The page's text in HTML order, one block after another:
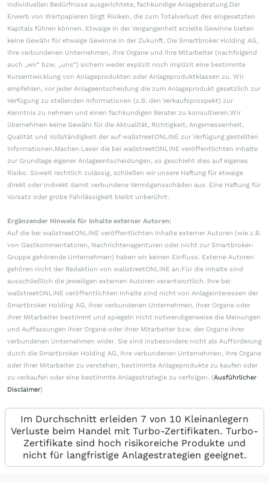
individuellen Bedürfnisse ausgerichtete, fachkundige Anlageberatung.Der
Erwerb von Wertpapieren birgt Risiken, die zum Totalverlust des eingesetzten
Kapitals führen können. Etwaige in der Vergangenheit erzielte Gewinne bieten
keine Gewähr für etwaige Gewinne in der Zukunft. Die Smartbroker Holding AG,
ihre verbundenen Unternehmen, ihre Organe und ihre Mitarbeiter (nachfolgend
auch „wir“ bzw. „uns“) sichern weder explizit noch implizit eine bestimmte
Kursentwicklung von Anlageprodukten oder Anlageproduktklassen zu. Wir
empfehlen, vor jeder Anlageentscheidung die zum Anlageprodukt gesetzlich zur
Verfügung zu stellenden Informationen (z.B. den Verkaufsprospekt) zur
Kenntnis zu nehmen und einen fachkundigen Berater zu konsultieren.Wir
übernehmen keine Gewähr für die Aktualität, Richtigkeit, Angemessenheit,
Qualität und Vollständigkeit der auf wallstreetONLINE zur Verfügung gestellten
Informationen.Machen Leser die bei wallstreetONLINE veröffentlichten Inhalte
zur Grundlage eigener Anlageentscheidungen, so geschieht dies auf eigenes
Risiko. Soweit rechtlich zulässig, schließen wir unsere Haftung für etwaige
direkt oder indirekt damit verbundene Vermögensschäden aus. Eine Haftung für
Vorsatz oder grobe Fahrlässigkeit bleibt unberührt.
Ergänzender Hinweis für Inhalte externer Autoren:
Auf die bei wallstreetONLINE veröffentlichten Inhalte externer Autoren (wie z.B.
von Gastkommentatoren, Nachrichtenagenturen oder nicht zur Smartbroker-
Gruppe gehörende Unternehmen) haben wir keinen Einfluss. Externe Autoren
gehören nicht der Redaktion von wallstreetONLINE an.Für die Inhalte sind
ausschließlich die jeweiligen externen Autoren verantwortlich. Ihre bei
wallstreetONLINE veröffentlichten Inhalte sind nicht von Anlageinteressen der
Smartbroker Holding AG, ihrer verbundenen Unternehmen, ihrer Organe oder
ihrer Mitarbeiter bestimmt und spiegeln nicht notwendigerweise die Meinungen
und Auffassungen ihrer Organe oder ihrer Mitarbeiter bzw. der Organe ihrer
verbundenen Unternehmen wider. Sie sind insbesondere nicht als Aufforderung
durch die Smartbroker Holding AG, ihre verbundenen Unternehmen, ihre Organe
oder ihrer Mitarbeiter zu verstehen, bestimmte Anlageprodukte zu kaufen oder
zu verkaufen oder eine bestimmte Anlagestrategie zu verfolgen. (Ausführlicher
Disclaimer)
Im Durchschnitt erleiden 7 von 10 Kleinanlegern
Verluste beim Handel mit Turbo-Zertifikaten. Turbo-
Zertifikate sind hoch risikoreiche Produkte und
nicht für langfristige Anlagestrategien geeignet.